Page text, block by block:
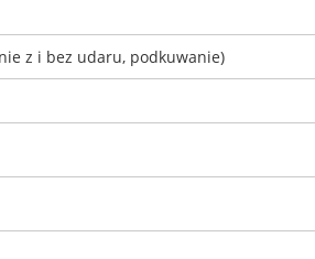
z i bez udaru, podkuwanie)